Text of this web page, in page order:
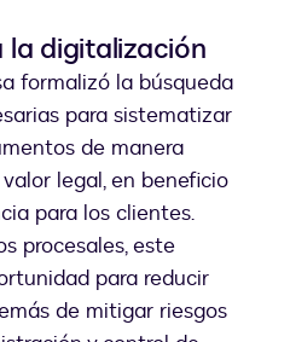
digitalización
formalizó la búsqueda
para sistematizar
de manera
legal, en beneficio
para los clientes.
procesales, este
para reducir
de mitigar riesgos